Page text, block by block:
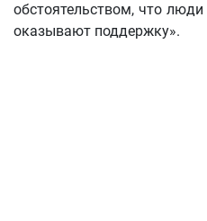
обстоятельством, что
оказывают поддержку».